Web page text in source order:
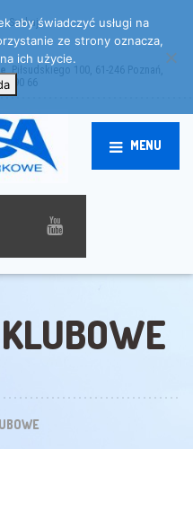
Szukaj
, Piłsudskiego 100, 61-246 Poznań,
90 66
MENU
aby świadczyć usługi na
ze strony oznacza,
ich użycie.